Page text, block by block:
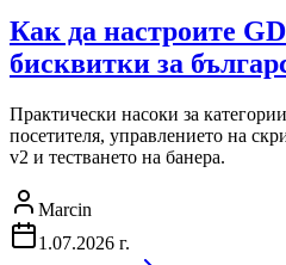
Как да настроите
бисквитки за
Практически насоки за
посетителя, управлението на
v2 и тестването на банера.
Marcin
1.07.2026 г.